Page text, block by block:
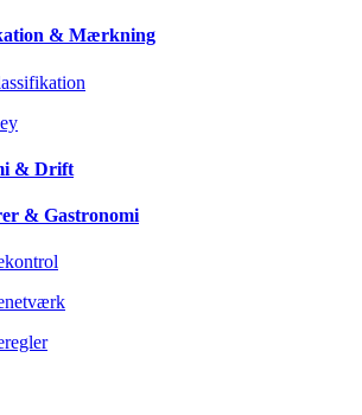
& Mærkning
& Drift
& Gastronomi